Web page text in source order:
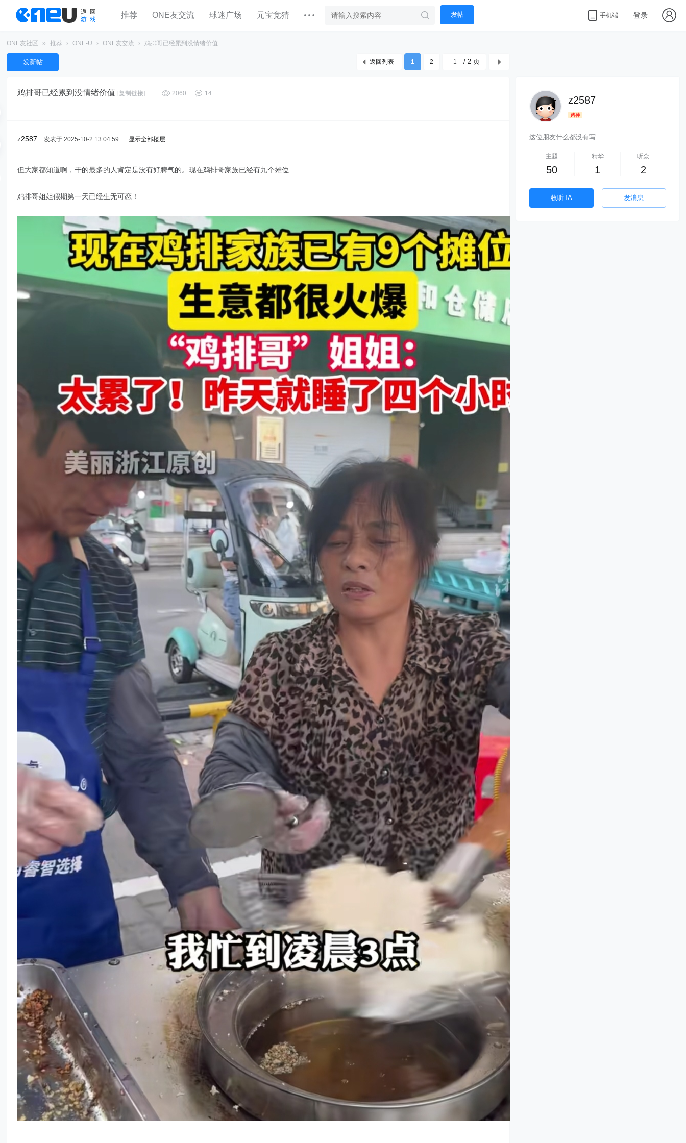
推荐 ONE友交流 球迷广场 元宝竞猜 发帖 手机端 登录
ONE友社区 » 推荐 › ONE-U › ONE友交流 › 鸡排哥已经累到没情绪价值
1 2 / 2 页
返回列表
发新帖
鸡排哥已经累到没情绪价值 [复制链接] 2060 14
z2587 发表于 2025-10-2 13:04:59 显示全部楼层
但大家都知道啊，干的最多的人肯定是没有好脾气的。现在鸡排哥家族已经有九个摊位
鸡排哥姐姐假期第一天已经生无可恋！
z2587
赌神
这位朋友什么都没有写…
主题
50
精华
1
听众
2
收听TA 发消息